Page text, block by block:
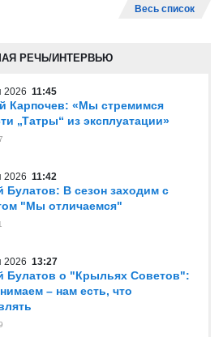
Весь список
РЕЧЬ/ИНТЕРВЬЮ
2026 11:45
Карпочев: «Мы стремимся
„Татры“ из эксплуатации»
2026 11:42
Булатов: В сезон заходим с
"Мы отличаемся"
2026 13:27
Булатов о "Крыльях Советов":
– нам есть, что